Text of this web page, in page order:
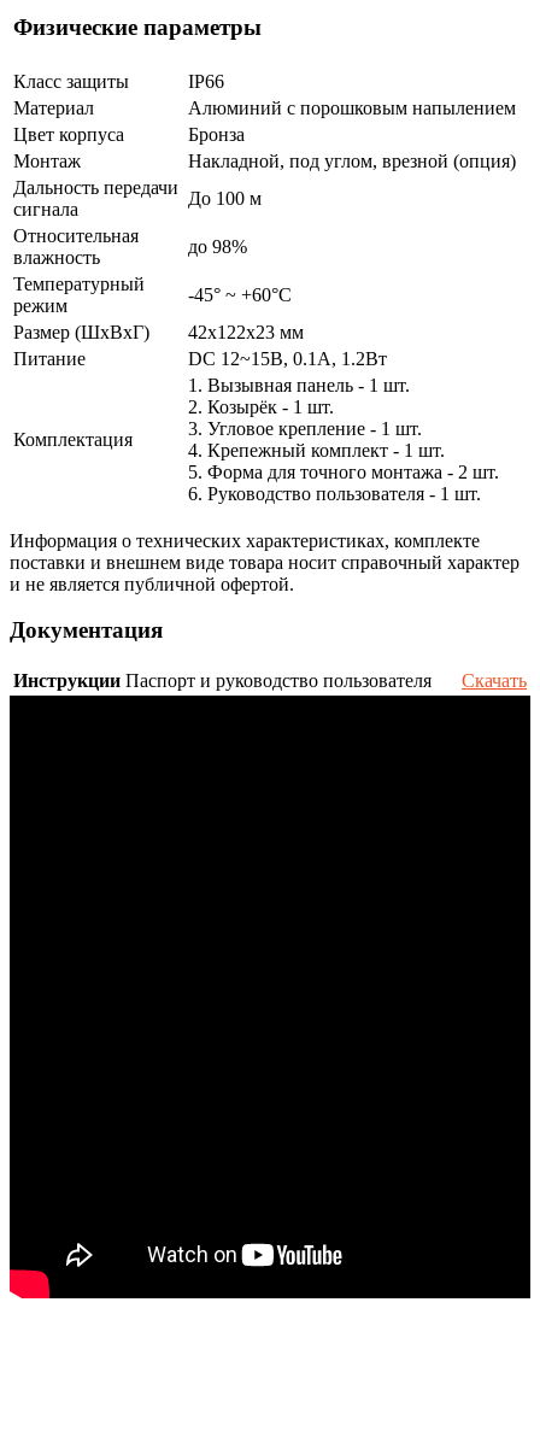
Физические параметры
Класс защиты
IP66
Материал
Алюминий с порошковым напылением
Цвет корпуса
Бронза
Монтаж
Накладной, под углом, врезной (опция)
Дальность передачи
сигнала
До 100 м
Относительная
влажность
до 98%
Температурный
режим
-45° ~ +60°С
Размер (ШxВxГ)
42x122x23 мм
Питание
DC 12~15В, 0.1А, 1.2Вт
Комплектация
1. Вызывная панель - 1 шт.
2. Козырёк - 1 шт.
3. Угловое крепление - 1 шт.
4. Крепежный комплект - 1 шт.
5. Форма для точного монтажа - 2 шт.
6. Руководство пользователя - 1 шт.
Информация о технических характеристиках, комплекте
поставки и внешнем виде товара носит справочный характер
и не является публичной офертой.
Документация
Инструкции Паспорт и руководство пользователя Скачать